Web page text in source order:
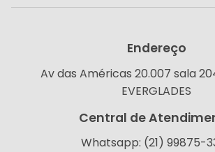
Endereço
Av das Américas 20.007 sala
EVERGLADES
Central de
Whatsapp: (21) 99875-